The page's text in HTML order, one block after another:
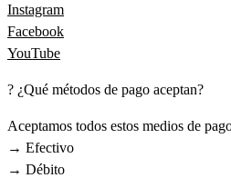
Instagram
Facebook
YouTube
? ¿Qué métodos de pago aceptan?
Aceptamos todos estos medios de
→ Efectivo
→ Débito